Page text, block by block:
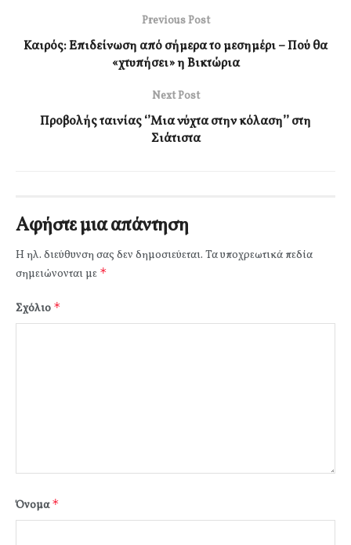
Previous Post
Καιρός: Επιδείνωση από σήμερα το μεσημέρι – Πού θα
«χτυπήσει» η Βικτώρια
Next Post
Προβολής ταινίας ‘’Μια νύχτα στην κόλαση’’ στη
Σιάτιστα
Αφήστε μια απάντηση
Η ηλ. διεύθυνση σας δεν δημοσιεύεται. Τα υποχρεωτικά πεδία
σημειώνονται με *
Σχόλιο *
Όνομα*